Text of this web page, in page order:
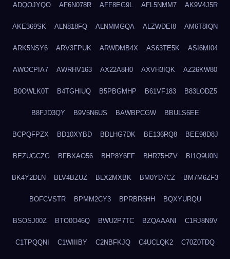
ADQOJYQO AF6N078R AFF8EG9L AFL5NMM7 AK9V4J5R
AKE369SK ALN818FQ ALNMMGQA ALZWDEI8 AM6T8IQN
ARK5NSY6 ARV3FPUK ARWDMB4X AS63TE5K ASI6MI04
AWOCPIA7 AWRHV163 AX22A8H0 AXVH3IQK AZ26KW80
B0OWLK0T B4TGHIUQ B5PBGMHP B61VF183 B83LODZ5
B8FJD3QY B9V5N6US BAWBPCGW BBULS6EE
BCPQFPZX BD10XYBD BDLHG7DK BE136RQ8 BEE98D8J
BEZUGCZG BFBXAO56 BHP8Y6FF BHR75HZV BI1Q9U0N
BK4Y2DLN BLV4BZUZ BLX2MXBK BM0YD7CZ BM7M6ZF3
BOFCVSTR BPMM2CY3 BPRBR6HH BQXYURQU
BSOSJ00Z BTO0O46Q BWU2P7TC BZQAAANI C1RJ8N9V
C1TPQQNI C1WIIIBY C2NBFKJQ C4UCLQK2 C70Z0TDQ